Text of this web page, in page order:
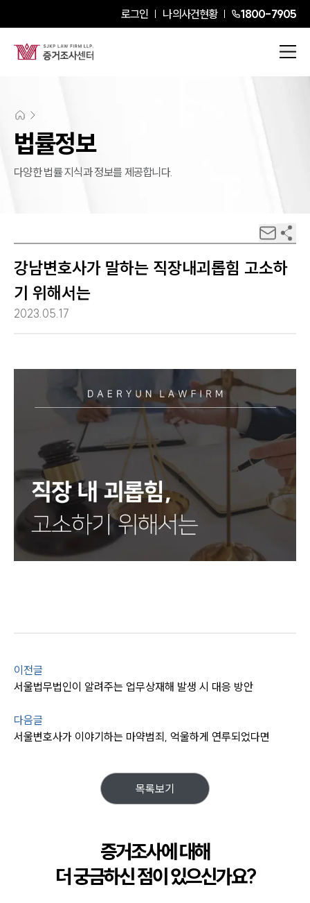
로그인 나의사건현황 1800-7905
법률정보
다양한 법률 지식과 정보를 제공합니다.
강남변호사가 말하는 직장내괴롭힘 고소하
기 위해서는
2023.05.17
이전글
서울법무법인이 알려주는 업무상재해 발생 시 대응 방안
다음글
서울변호사가 이야기하는 마약범죄, 억울하게 연루되었다면
목록보기
증거조사에 대해
더 궁금하신 점이 있으신가요?